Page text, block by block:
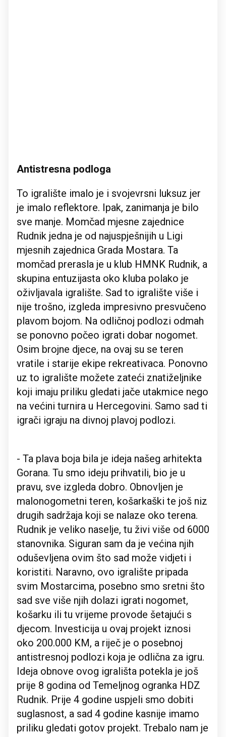
Antistresna podloga
To igralište imalo je i svojevrsni luksuz jer
je imalo reflektore. Ipak, zanimanja je bilo
sve manje. Momčad mjesne zajednice
Rudnik jedna je od najuspješnijih u Ligi
mjesnih zajednica Grada Mostara. Ta
momčad prerasla je u klub HMNK Rudnik, a
skupina entuzijasta oko kluba polako je
oživljavala igralište. Sad to igralište više i
nije trošno, izgleda impresivno presvučeno
plavom bojom. Na odličnoj podlozi odmah
se ponovno počeo igrati dobar nogomet.
Osim brojne djece, na ovaj su se teren
vratile i starije ekipe rekreativaca. Ponovno
uz to igralište možete zateći znatiželjnike
koji imaju priliku gledati jače utakmice nego
na većini turnira u Hercegovini. Samo sad ti
igrači igraju na divnoj plavoj podlozi.
- Ta plava boja bila je ideja našeg arhitekta
Gorana. Tu smo ideju prihvatili, bio je u
pravu, sve izgleda dobro. Obnovljen je
malonogometni teren, košarkaški te još niz
drugih sadržaja koji se nalaze oko terena.
Rudnik je veliko naselje, tu živi više od 6000
stanovnika. Siguran sam da je većina njih
oduševljena ovim što sad može vidjeti i
koristiti. Naravno, ovo igralište pripada
svim Mostarcima, posebno smo sretni što
sad sve više njih dolazi igrati nogomet,
košarku ili tu vrijeme provode šetajući s
djecom. Investicija u ovaj projekt iznosi
oko 200.000 KM, a riječ je o posebnoj
antistresnoj podlozi koja je odlična za igru.
Ideja obnove ovog igrališta potekla je još
prije 8 godina od Temeljnog ogranka HDZ
Rudnik. Prije 4 godine uspjeli smo dobiti
suglasnost, a sad 4 godine kasnije imamo
priliku gledati gotov projekt. Trebalo nam je